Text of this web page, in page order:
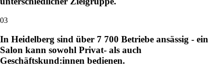
03
In Heidelberg sind über 7 700 Betriebe ansässig - ein
Salon kann sowohl Privat- als auch
Geschäftskund:innen bedienen.